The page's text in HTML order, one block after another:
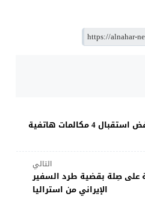
رئيس الوزراء الهندي يرفض استقبال 4 مكالمات هاتفية
التالي
على صِلة بقضية طرد السفير
الإيراني من استراليا